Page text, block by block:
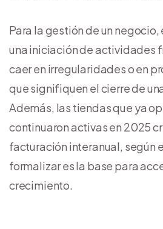
Para la gestión de un
una iniciación de actividades
caer en irregularidades o en
que signifiquen el cierre de
Además, las tiendas que ya
continuaron activas en 2025
facturación interanual, según
formalizar es la base para
crecimiento.